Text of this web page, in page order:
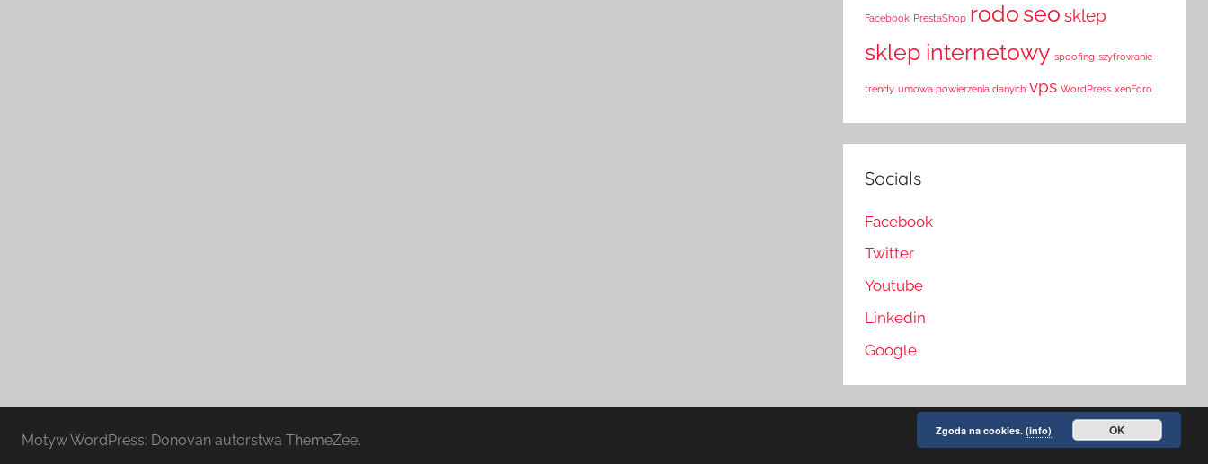
Facebook PrestaShop rodo seo sklep
sklep internetowy spoofing szyfrowanie
trendy umowa powierzenia danych vps WordPress xenForo
Socials
Facebook
Twitter
Youtube
Linkedin
Google
Motyw WordPress: Donovan autorstwa ThemeZee.
Zgoda na cookies. (info) OK